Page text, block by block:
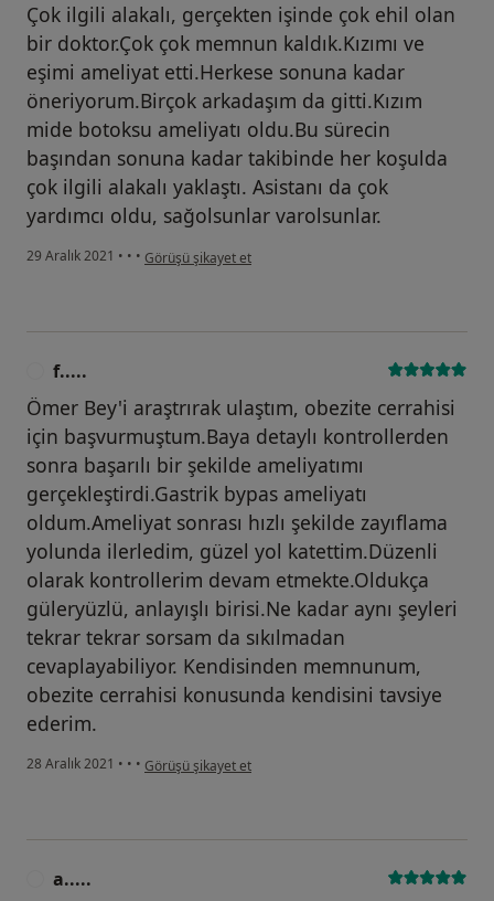
Çok ilgili alakalı, gerçekten işinde çok ehil olan
bir doktor.Çok çok memnun kaldık.Kızımı ve
eşimi ameliyat etti.Herkese sonuna kadar
öneriyorum.Birçok arkadaşım da gitti.Kızım
mide botoksu ameliyatı oldu.Bu sürecin
başından sonuna kadar takibinde her koşulda
çok ilgili alakalı yaklaştı. Asistanı da çok
yardımcı oldu, sağolsunlar varolsunlar.
29 Aralık 2021 • • • kullanıcının görüşüne göre s.....
Görüşü şikayet et
f.....
Ömer Bey'i araştrırak ulaştım, obezite cerrahisi
için başvurmuştum.Baya detaylı kontrollerden
sonra başarılı bir şekilde ameliyatımı
gerçekleştirdi.Gastrik bypas ameliyatı
oldum.Ameliyat sonrası hızlı şekilde zayıflama
yolunda ilerledim, güzel yol katettim.Düzenli
olarak kontrollerim devam etmekte.Oldukça
güleryüzlü, anlayışlı birisi.Ne kadar aynı şeyleri
tekrar tekrar sorsam da sıkılmadan
cevaplayabiliyor. Kendisinden memnunum,
obezite cerrahisi konusunda kendisini tavsiye
ederim.
28 Aralık 2021 • • • kullanıcının görüşüne göre f.....
Görüşü şikayet et
a.....